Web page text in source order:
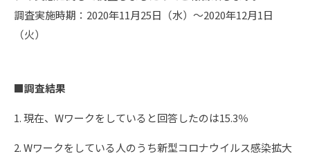
調査実施時期：2020年11月25日（水）～2020年12月1日
（火）
■調査結果
1. 現在、Wワークをしていると回答したのは15.3％
2. Wワークをしている人のうち新型コロナウイルス感染拡大